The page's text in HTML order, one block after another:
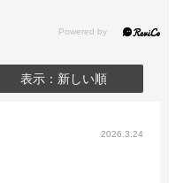
表示：新しい順
2026.3.24